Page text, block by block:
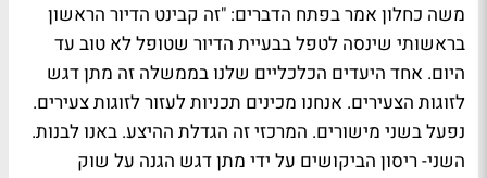
משה כחלון אמר בפתח הדברים: "זה קבינט הדיור הראשון
בראשותי שינסה לטפל בבעיית הדיור שטופל לא טוב עד
היום. אחד היעדים הכלכליים שלנו בממשלה זה מתן דגש
לזוגות הצעירים. אנחנו מכינים תכניות לעזור לזוגות צעירים.
נפעל בשני מישורים. המרכזי זה הגדלת ההיצע. באנו לבנות.
השני- ריסון הביקושים על ידי מתן דגש הגנה על שוק